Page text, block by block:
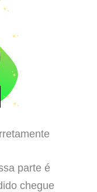
parte é
chegue